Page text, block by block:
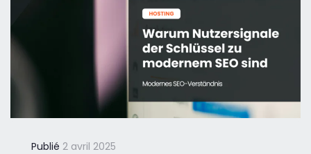
Publié 2 avril 2025